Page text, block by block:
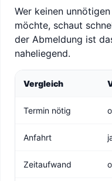
Wer keinen
möchte, schaut
der Abmeldung ist
naheliegend.
Vergleich
Termin nötig
Anfahrt
Zeitaufwand